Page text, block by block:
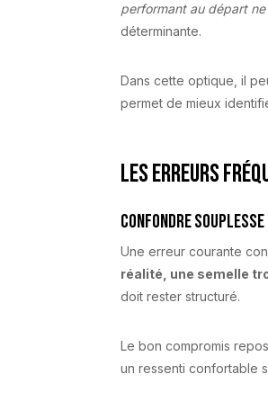
performant au départ ne
déterminante.
Dans cette optique, il
permet de mieux
Les erreurs
Confondre
Une erreur courante
réalité, une semelle
doit rester structuré.
Le bon compromis
un ressenti confortable